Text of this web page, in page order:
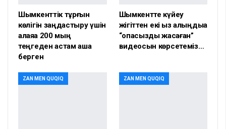
Шымкенттік тұрғын
көлігін заңдастыру үшін
алаяққа 200 мың
теңгеден астам ақша
берген
Шымкентте күйеу
жігіттен екі қыз қалыңдыққа
“опасыздық жасаған”
видеосын көрсетеміз…
ZAN MEN QUQIQ ZAN MEN QUQIQ